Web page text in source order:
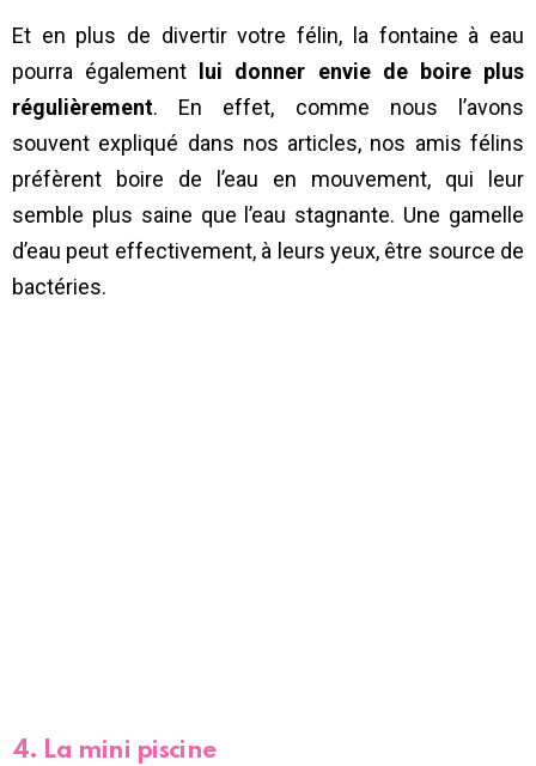
Et en plus de divertir votre félin, la fontaine à eau
pourra également lui donner envie de boire plus
régulièrement. En effet, comme nous l’avons
souvent expliqué dans nos articles, nos amis félins
préfèrent boire de l’eau en mouvement, qui leur
semble plus saine que l’eau stagnante. Une gamelle
d’eau peut effectivement, à leurs yeux, être source de
bactéries.
4. La mini piscine